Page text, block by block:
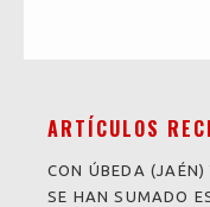
ARTÍCULOS
CON ÚBEDA
SE HAN SUMADO